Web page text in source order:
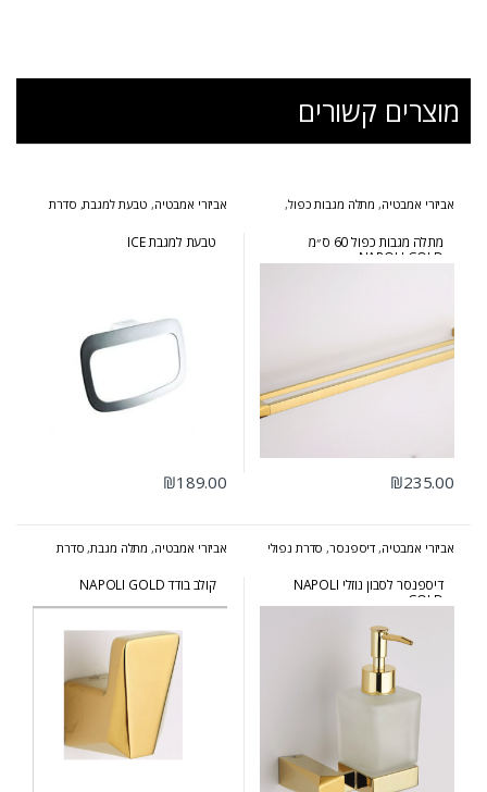
מוצרים קשורים
אביזרי אמבטיה, מתלה מגבות כפול,
מתלה מגבות כפול 60 ס״מ
NAPOLI GOLD
₪235.00
אביזרי אמבטיה, טבעת למגבת, סדרת
טבעת למגבת ICE
₪189.00
אביזרי אמבטיה, דיספנסר, סדרת נפולי
דיספנסר לסבון נוזלי NAPOLI
GOLD
אביזרי אמבטיה, מתלה מגבת, סדרת
קולב בודד NAPOLI GOLD